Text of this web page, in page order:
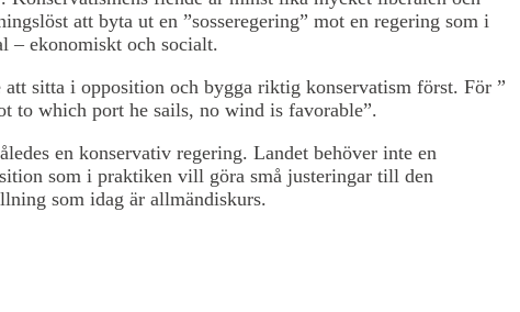
att byta ut en ”sosseregering” mot en regering som i
– ekonomiskt och socialt.
att sitta i opposition och bygga riktig konservatism först. För ”
to which port he sails, no wind is favorable”.
en konservativ regering. Landet behöver inte en
som i praktiken vill göra små justeringar till den
som idag är allmändiskurs.